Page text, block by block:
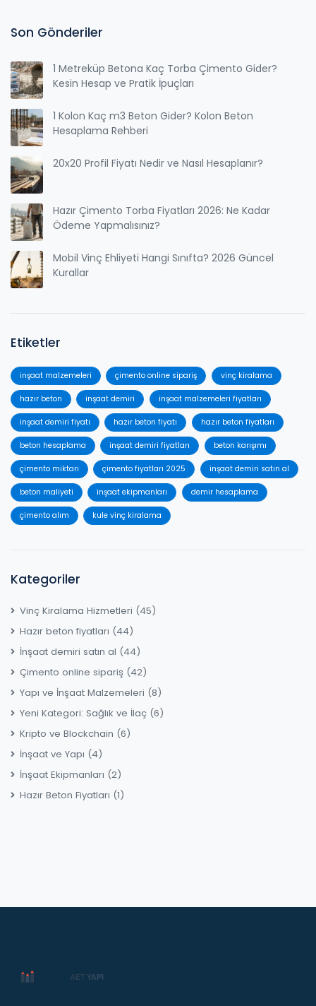
Son Gönderiler
1 Metreküp Betona Kaç Torba Çimento Gider?
Kesin Hesap ve Pratik İpuçları
1 Kolon Kaç m3 Beton Gider? Kolon Beton
Hesaplama Rehberi
20x20 Profil Fiyatı Nedir ve Nasıl Hesaplanır?
Hazır Çimento Torba Fiyatları 2026: Ne Kadar
Ödeme Yapmalısınız?
Mobil Vinç Ehliyeti Hangi Sınıfta? 2026 Güncel
Kurallar
Etiketler
inşaat malzemeleri çimento online sipariş vinç kiralama
hazır beton inşaat demiri inşaat malzemeleri fiyatları
inşaat demiri fiyatı hazır beton fiyatı hazır beton fiyatları
beton hesaplama inşaat demiri fiyatları beton karışımı
çimento miktarı çimento fiyatları 2025 inşaat demiri satın al
beton maliyeti inşaat ekipmanları demir hesaplama
çimento alım kule vinç kiralama
Kategoriler
Vinç Kiralama Hizmetleri (45)
Hazır beton fiyatları (44)
İnşaat demiri satın al (44)
Çimento online sipariş (42)
Yapı ve İnşaat Malzemeleri (8)
Yeni Kategori: Sağlık ve İlaç (6)
Kripto ve Blockchain (6)
İnşaat ve Yapı (4)
İnşaat Ekipmanları (2)
Hazır Beton Fiyatları (1)